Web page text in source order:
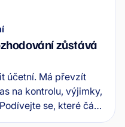
zůstává
účetní. Má převzít
na kontrolu, výjimky,
se, které části
první.